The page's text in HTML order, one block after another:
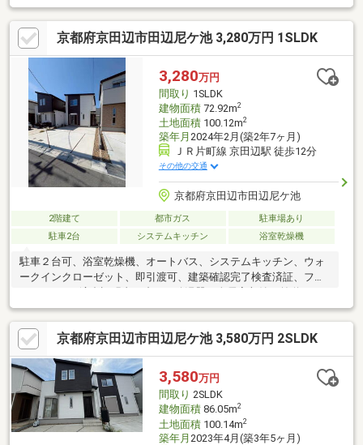
向きバルコニーにつき陽当たり良好です！お洗濯ものが乾きやす
いですね♪■広々庭スペース付き！■駐車3台可能(車種によりま
す)。■前面道路幅員約8mございますので、スムーズに駐車可能で
す。◇近隣施設◇・京田辺市役所まで約1530m・ファミリーマー
ト 京田辺公園店まで約1170m
京都府京田辺市田辺尼ケ池 3,280万円 1SLDK
3,280万円
間取り 1SLDK
建物面積72.92m2
土地面積100.12m2
築年月 2024年2月(築2年7ヶ月)
ＪＲ片町線 京田辺駅 徒歩12分
その他の交通
京都府京田辺市田辺尼ケ池
2階建て 都市ガス
駐車場あり
駐車2台
システムキッチン 浴室乾燥機
駐車２台可、浴室乾燥機、オートバス、システムキッチン、ウォ
ークインクローゼット、即引渡可、建築確認完了検査済証、フラ
以上、和室、整形地、シャワー付洗面化粧台、対面式キッチン、
２階建、複層ガラス、温水洗浄便座、ＴＶモニタ付インターホ
ン、眺望良好、パントリー（食器・食品の収納庫）、全居室６畳
以上、ＩＨクッキングヒーター、リビング階段、都市ガス、開発
分譲地内、区画整理地内、浄水器
京都府京田辺市田辺尼ケ池 3,580万円 2SLDK
3,580万円
間取り 2SLDK
建物面積86.05m2
土地面積100.14m2
築年月 2023年4月(築3年5ヶ月)